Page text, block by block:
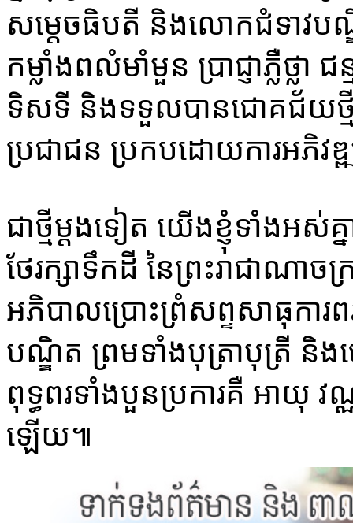
សម្ដេច​ធិបតី និង​លោកជំទាវ​
កម្លាំង​ពលំ​មាំមួន ប្រាជ្ញា​ភ្លឺ​ថ្
ទិសទី និង​ទទួលបាន​ជោគជ័យ​ថ្មី​
ប្រជាជន ប្រកប​ដោយ​ការអភិវ
ជាថ្មី​ម្ដងទៀត យើងខ្ញុំ​ទាំងអស់
ថែរក្សា​ទឹកដី នៃ​ព្រះរាជាណា
អភិបាល​ប្រោះព្រំ​សព្ទសាធុកា
បណ្ឌិត ព្រមទាំង​បុត្រាបុត្រី
ពុទ្ធពរ​ទាំង​បួន​ប្រការ​គឺ អាយុ
ឡើយ​៕